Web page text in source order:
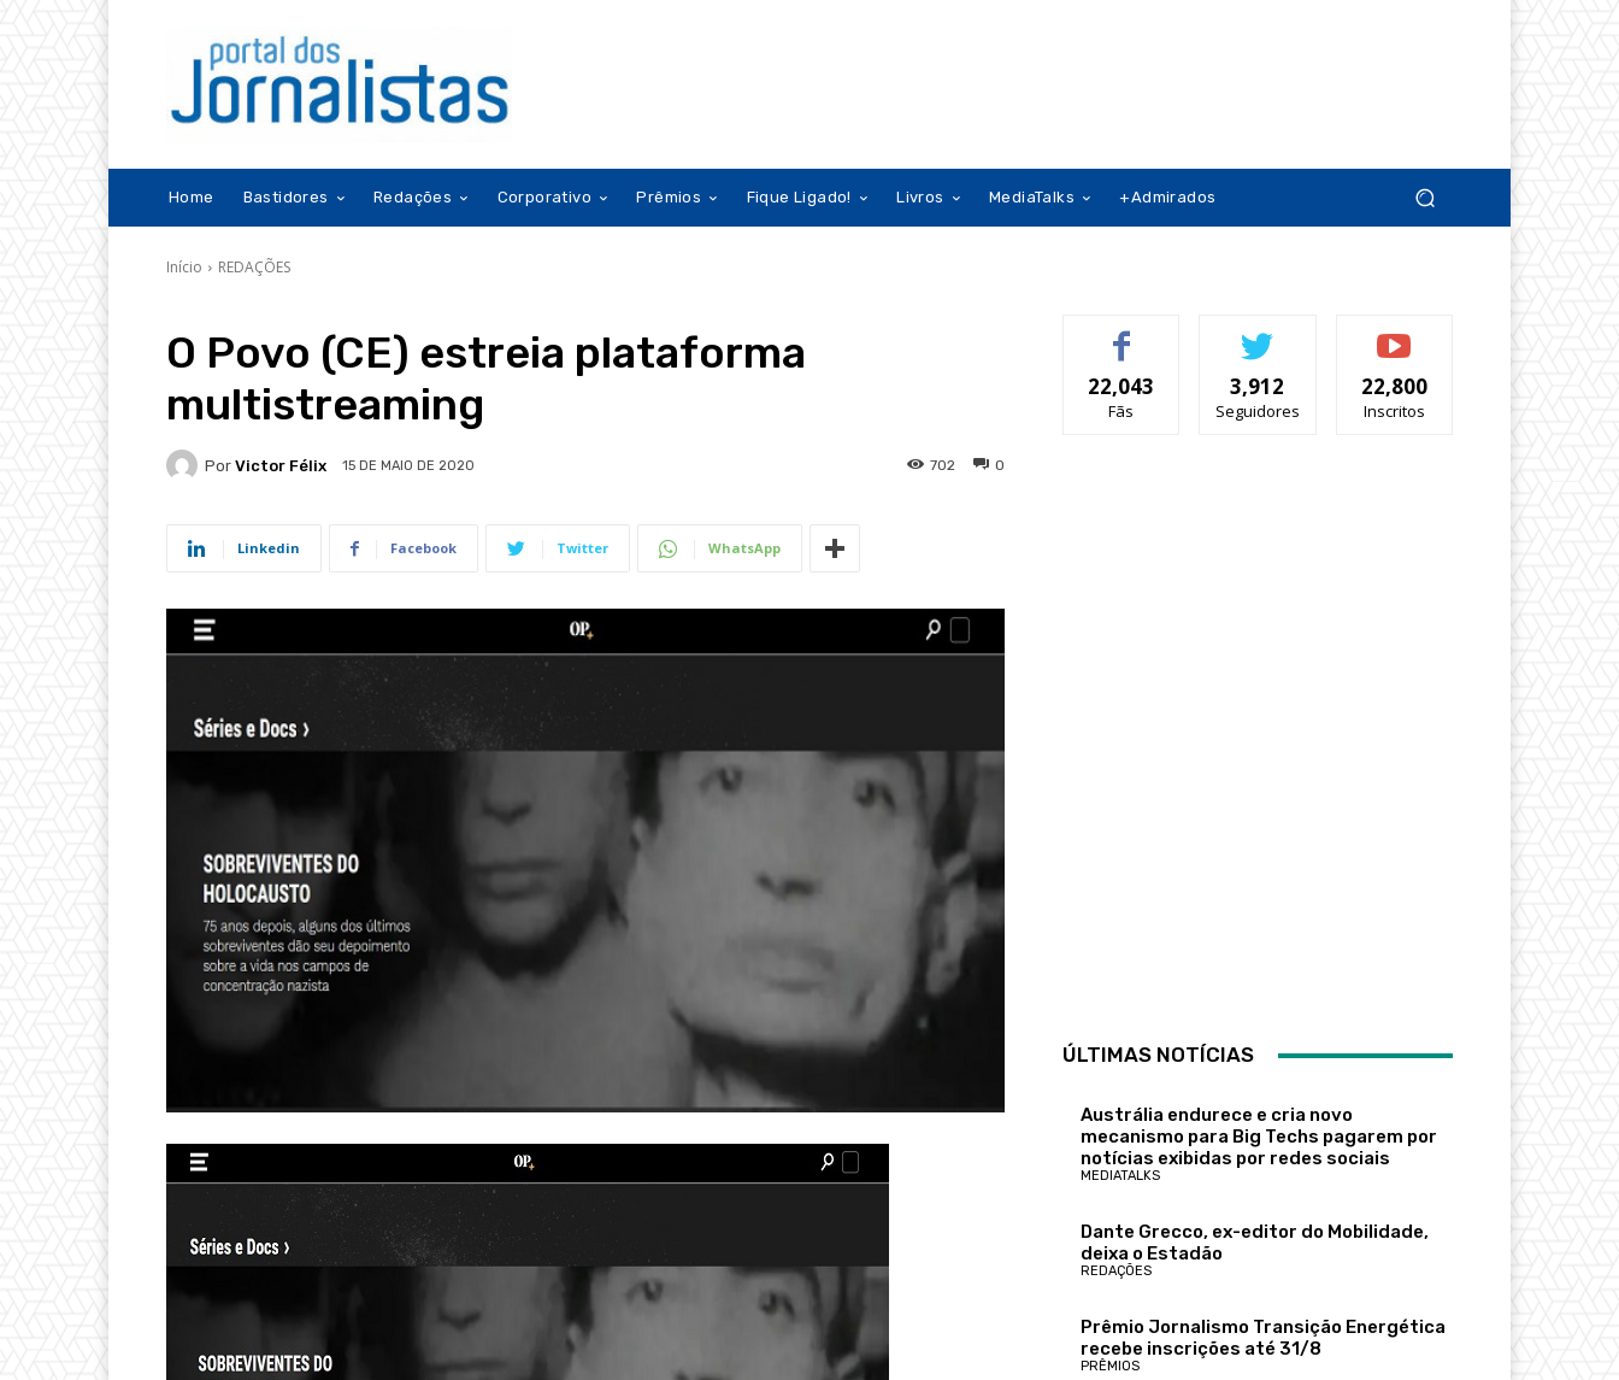
Home Bastidores Redações Corporativo Prêmios Fique Ligado! Livros MediaTalks +Admirados
Início REDAÇÕES
O Povo (CE) estreia plataforma
multistreaming
Por Victor Félix 15 DE MAIO DE 2020 0
702
Linkedin Facebook Twitter WhatsApp
22,043
Fãs
3,912
Seguidores
22,800
Inscritos
ÚLTIMAS NOTÍCIAS
Austrália endurece e cria novo
mecanismo para Big Techs pagarem por
notícias exibidas por redes sociais
MEDIATALKS
Dante Grecco, ex-editor do Mobilidade,
deixa o Estadão
REDAÇÕES
Prêmio Jornalismo Transição Energética
recebe inscrições até 31/8
PRÊMIOS